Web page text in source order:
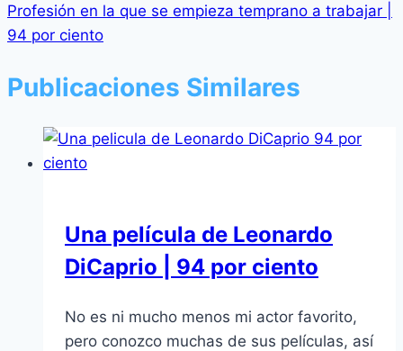
Profesión en la que se empieza temprano a trabajar |
94 por ciento
Publicaciones Similares
Una película de Leonardo
DiCaprio | 94 por ciento
No es ni mucho menos mi actor favorito,
pero conozco muchas de sus películas, así